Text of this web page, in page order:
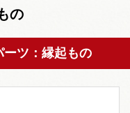
の
ツ：縁起もの